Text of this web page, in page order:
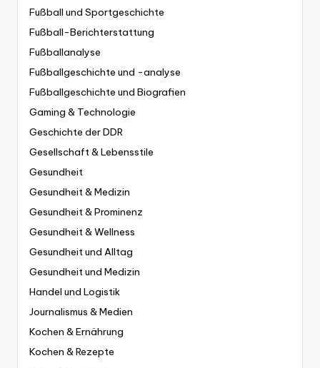
Fußball und Sportgeschichte
Fußball-Berichterstattung
Fußballanalyse
Fußballgeschichte und -analyse
Fußballgeschichte und Biografien
Gaming & Technologie
Geschichte der DDR
Gesellschaft & Lebensstile
Gesundheit
Gesundheit & Medizin
Gesundheit & Prominenz
Gesundheit & Wellness
Gesundheit und Alltag
Gesundheit und Medizin
Handel und Logistik
Journalismus & Medien
Kochen & Ernährung
Kochen & Rezepte